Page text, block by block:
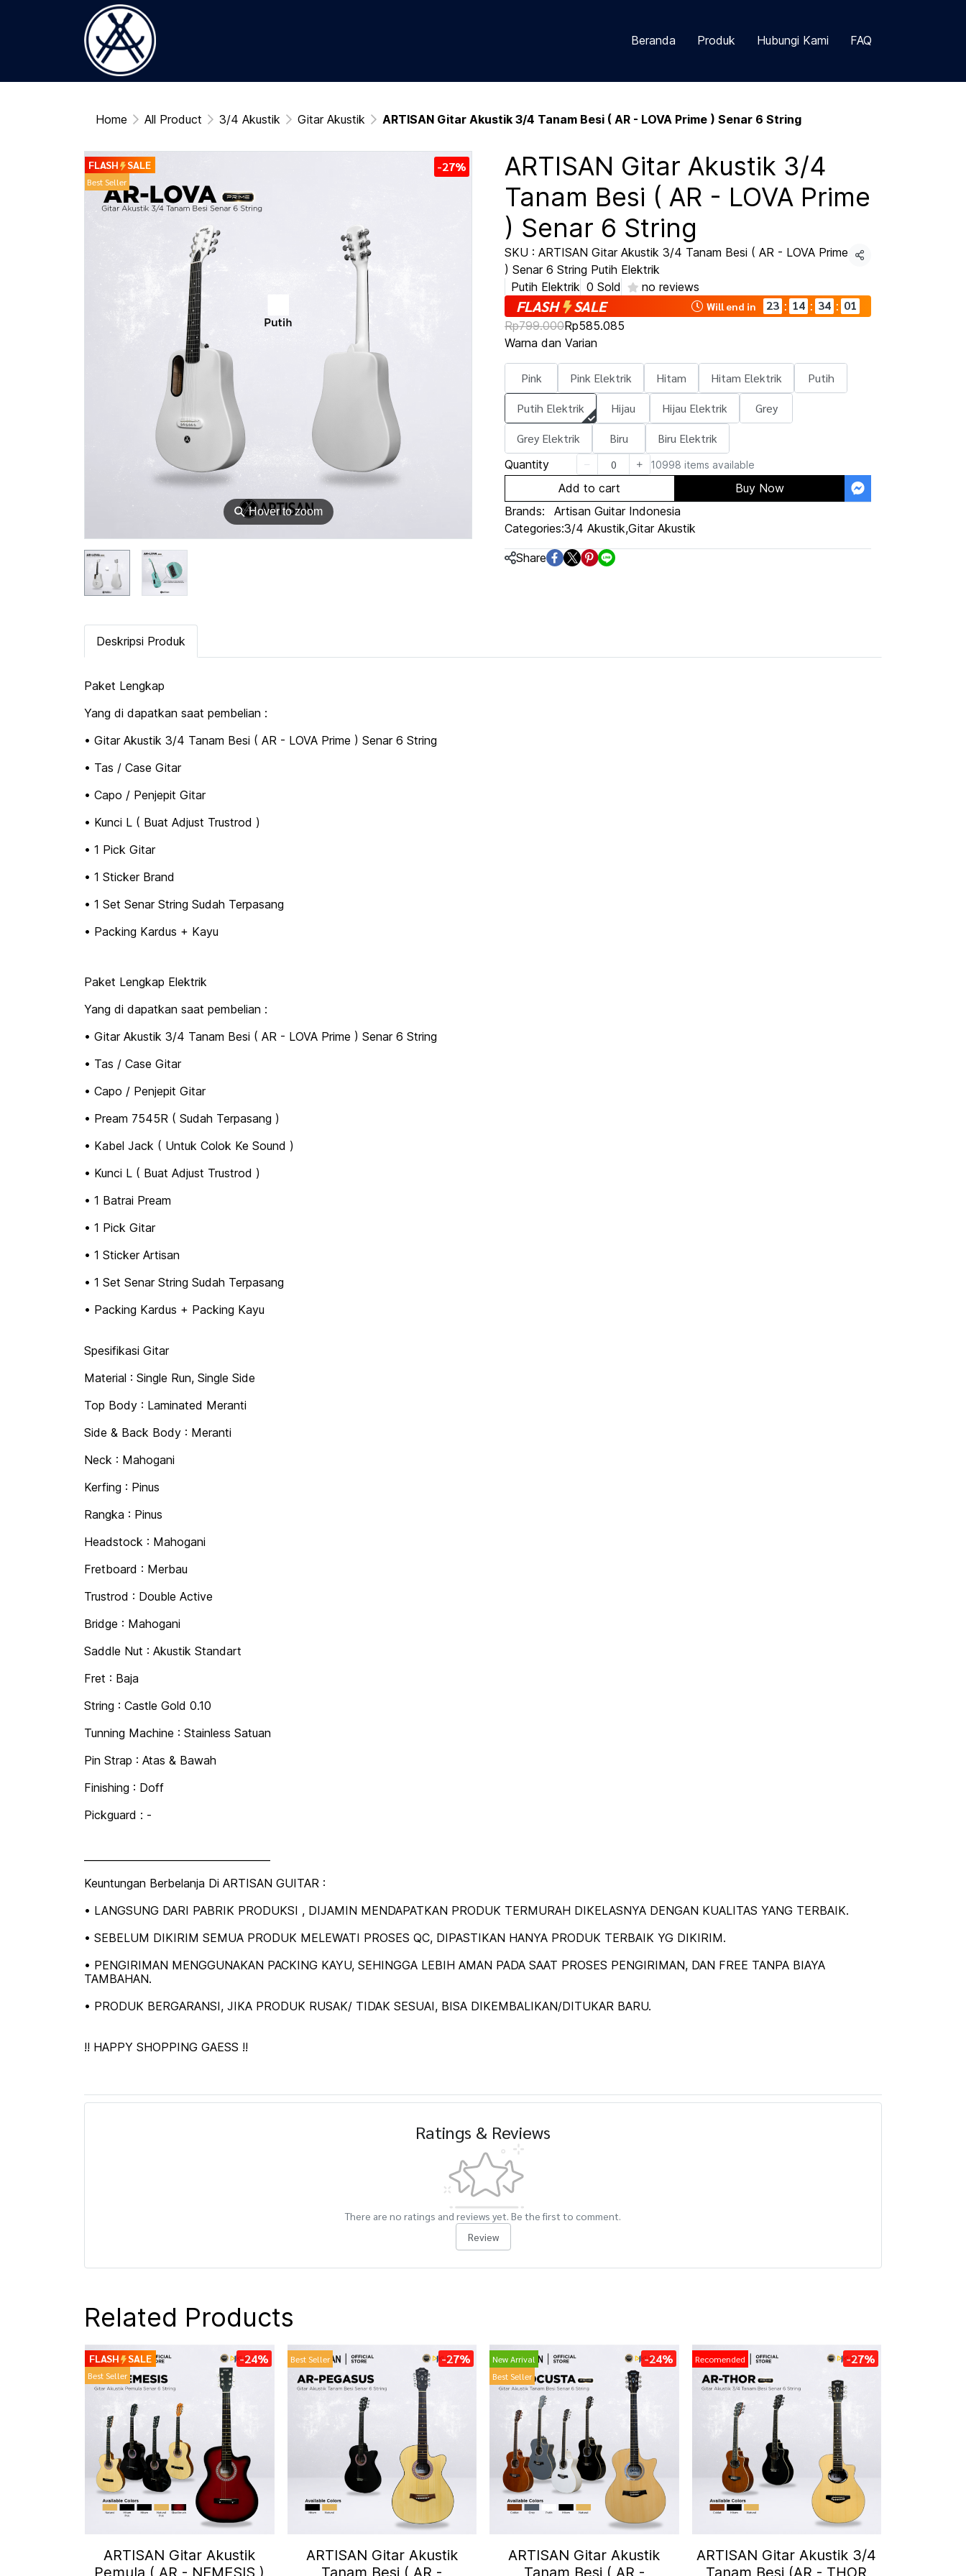
Beranda Produk Hubungi Kami FAQ
Home All Product 3/4 Akustik Gitar Akustik ARTISAN Gitar Akustik 3/4 Tanam Besi ( AR - LOVA Prime ) Senar 6 String
⚲Hover to zoom
FLASH SALE
Best Seller
-27%
ARTISAN Gitar Akustik 3/4
Tanam Besi ( AR - LOVA Prime
) Senar 6 String
SKU : ARTISAN Gitar Akustik 3/4 Tanam Besi ( AR - LOVA Prime
) Senar 6 String Putih Elektrik
Putih Elektrik 0 Sold no reviews
Share
FLASH SALE Will end in 23 : 14 : 34 : 01
Rp799.000Rp585.085
Warna dan Varian
Pink Pink Elektrik Hitam Hitam Elektrik
Putih
Putih Elektrik
Hijau Hijau Elektrik
Grey
Grey Elektrik
Biru Biru Elektrik
Quantity 10998 items available
Add to cart
Buy Now
Brands:
Artisan Guitar Indonesia
Categories:3/4 Akustik,Gitar Akustik
Share
Deskripsi Produk
Paket Lengkap
Yang di dapatkan saat pembelian :
• Gitar Akustik 3/4 Tanam Besi ( AR - LOVA Prime ) Senar 6 String
• Tas / Case Gitar
• Capo / Penjepit Gitar
• Kunci L ( Buat Adjust Trustrod )
• 1 Pick Gitar
• 1 Sticker Brand
• 1 Set Senar String Sudah Terpasang
• Packing Kardus + Kayu
Paket Lengkap Elektrik
Yang di dapatkan saat pembelian :
• Gitar Akustik 3/4 Tanam Besi ( AR - LOVA Prime ) Senar 6 String
• Tas / Case Gitar
• Capo / Penjepit Gitar
• Pream 7545R ( Sudah Terpasang )
• Kabel Jack ( Untuk Colok Ke Sound )
• Kunci L ( Buat Adjust Trustrod )
• 1 Batrai Pream
• 1 Pick Gitar
• 1 Sticker Artisan
• 1 Set Senar String Sudah Terpasang
• Packing Kardus + Packing Kayu
Spesifikasi Gitar
Material : Single Run, Single Side
Top Body : Laminated Meranti
Side & Back Body : Meranti
Neck : Mahogani
Kerfing : Pinus
Rangka : Pinus
Headstock : Mahogani
Fretboard : Merbau
Trustrod : Double Active
Bridge : Mahogani
Saddle Nut : Akustik Standart
Fret : Baja
String : Castle Gold 0.10
Tunning Machine : Stainless Satuan
Pin Strap : Atas & Bawah
Finishing : Doff
Pickguard : -
Keuntungan Berbelanja Di ARTISAN GUITAR :
• LANGSUNG DARI PABRIK PRODUKSI , DIJAMIN MENDAPATKAN PRODUK TERMURAH DIKELASNYA DENGAN KUALITAS YANG TERBAIK.
• SEBELUM DIKIRIM SEMUA PRODUK MELEWATI PROSES QC, DIPASTIKAN HANYA PRODUK TERBAIK YG DIKIRIM.
• PENGIRIMAN MENGGUNAKAN PACKING KAYU, SEHINGGA LEBIH AMAN PADA SAAT PROSES PENGIRIMAN, DAN FREE TANPA BIAYA
TAMBAHAN.
• PRODUK BERGARANSI, JIKA PRODUK RUSAK/ TIDAK SESUAI, BISA DIKEMBALIKAN/DITUKAR BARU.
!! HAPPY SHOPPING GAESS !!
Ratings & Reviews
There are no ratings and reviews yet. Be the first to comment.
Review
Related Products
FLASH SALE
Best Seller
-24%
ARTISAN Gitar Akustik
Pemula ( AR - NEMESIS )
Best Seller -27%
ARTISAN Gitar Akustik
Tanam Besi ( AR -
New Arrival
Best Seller
-24%
ARTISAN Gitar Akustik
Tanam Besi ( AR -
Recomended -27%
ARTISAN Gitar Akustik 3/4
Tanam Besi (AR - THOR